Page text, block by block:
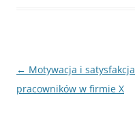
Nawigacja
wpisu
← Motywacja i satysfakcja
pracowników w firmie X